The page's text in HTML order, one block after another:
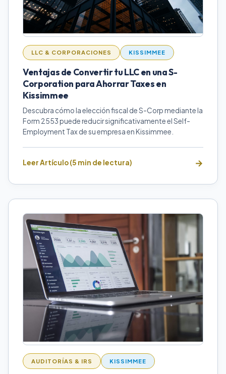
LLC & CORPORACIONES KISSIMMEE
Ventajas de Convertir tu LLC en una S-
Corporation para Ahorrar Taxes en
Kissimmee
Descubra cómo la elección fiscal de S-Corp mediante la
Form 2553 puede reducir significativamente el Self-
Employment Tax de su empresa en Kissimmee.
Leer Artículo (5 min de lectura)
AUDITORÍAS & IRS KISSIMMEE